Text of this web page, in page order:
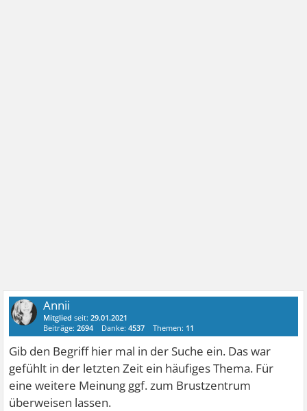
Annii
Mitglied seit:29.01.2021
Beiträge:2694 Danke:4537 Themen: 11
Gib den Begriff hier mal in der Suche ein. Das war
gefühlt in der letzten Zeit ein häufiges Thema. Für
eine weitere Meinung ggf. zum Brustzentrum
überweisen lassen.